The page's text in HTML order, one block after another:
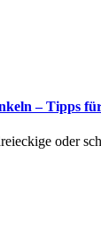
– Tipps
oder